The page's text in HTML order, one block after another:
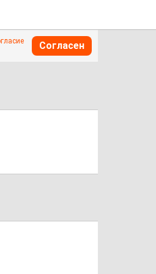
Согласен